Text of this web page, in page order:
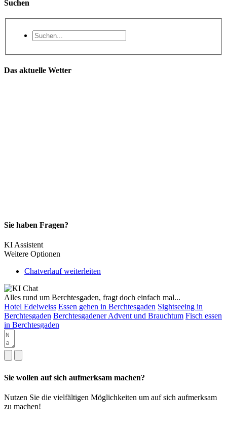
Suchen
Das aktuelle Wetter
Sie haben Fragen?
KI Assistent
Weitere Optionen
Chatverlauf weiterleiten
Alles rund um Berchtesgaden, fragt doch einfach mal...
Hotel Edelweiss Essen gehen in Berchtesgaden Sightseeing in
Berchtesgaden Berchtesgadener Advent und Brauchtum Fisch essen
in Berchtesgaden
Sie wollen auf sich aufmerksam machen?
Nutzen Sie die vielfältigen Möglichkeiten um auf sich aufmerksam
zu machen!